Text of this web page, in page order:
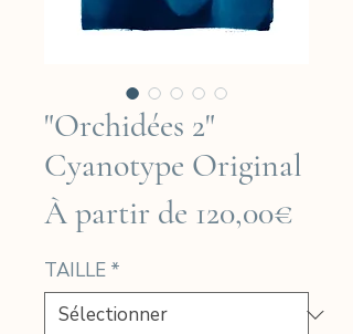
"Orchidées 2"
Cyanotype Original
À partir de 120,00€
TAILLE *